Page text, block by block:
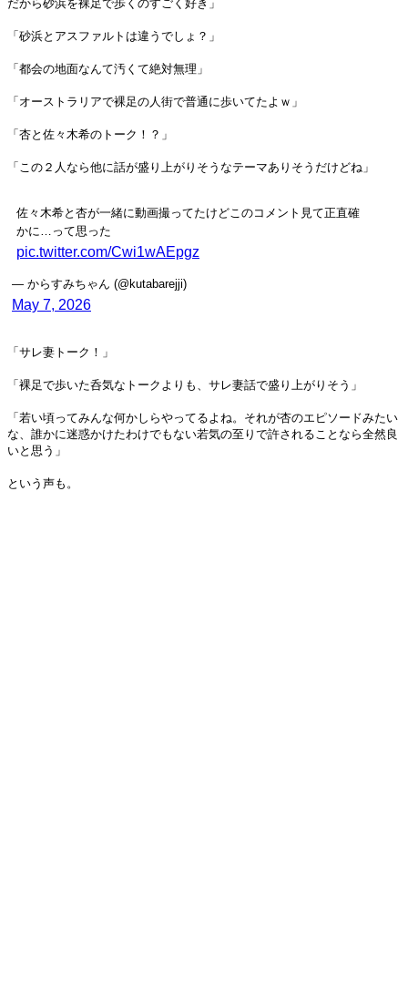
だから砂浜を裸足で歩くのすごく好き」
「砂浜とアスファルトは違うでしょ？」
「都会の地面なんて汚くて絶対無理」
「オーストラリアで裸足の人街で普通に歩いてたよｗ」
「杏と佐々木希のトーク！？」
「この２人なら他に話が盛り上がりそうなテーマありそうだけどね」
佐々木希と杏が一緒に動画撮ってたけどこのコメント見て正直確
かに…って思った
pic.twitter.com/Cwi1wAEpgz
— からすみちゃん (@kutabarejji)
May 7, 2026
「サレ妻トーク！」
「裸足で歩いた呑気なトークよりも、サレ妻話で盛り上がりそう」
「若い頃ってみんな何かしらやってるよね。それが杏のエピソードみたい
な、誰かに迷惑かけたわけでもない若気の至りで許されることなら全然良
いと思う」
という声も。